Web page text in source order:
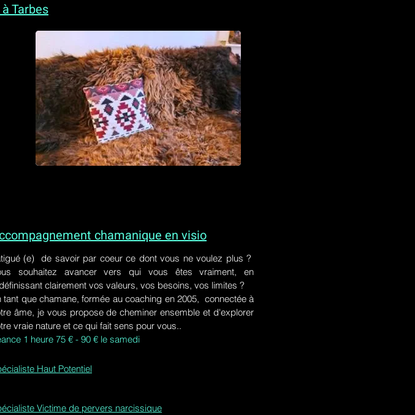
Tarbes
chamanique en visio
(e) de savoir par coeur ce dont vous ne voulez plus ?
souhaitez avancer vers qui vous êtes vraiment, en
clairement vos valeurs, vos besoins, vos limites ?
tant que chamane, formée au coaching en 2005, connectée à
âme, je vous propose de cheminer ensemble et d'explorer
vraie nature et ce qui fait sens pour vous..
1 heure 75 € - 90 € le samedi
Haut Potentiel
Victime de pervers narcissique